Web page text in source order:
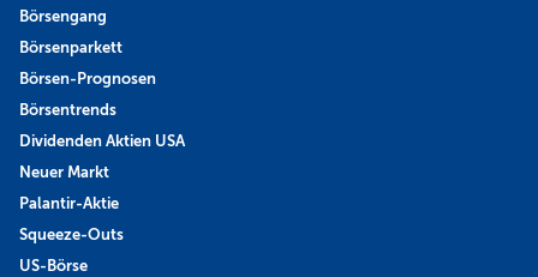
Börsengang
Börsenparkett
Börsen-Prognosen
Börsentrends
Dividenden Aktien USA
Neuer Markt
Palantir-Aktie
Squeeze-Outs
US-Börse